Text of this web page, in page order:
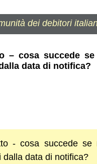
dei debitori
– cosa succede
data di notifica?
- cosa succede se
dalla data di notifica?